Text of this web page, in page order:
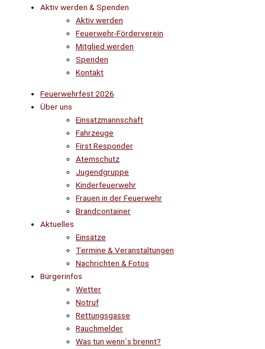
Aktiv werden & Spenden
Aktiv werden
Feuerwehr-Förderverein
Mitglied werden
Spenden
Kontakt
Feuerwehrfest 2026
Über uns
Einsatzmannschaft
Fahrzeuge
First Responder
Atemschutz
Jugendgruppe
Kinderfeuerwehr
Frauen in der Feuerwehr
Brandcontainer
Aktuelles
Einsätze
Termine & Veranstaltungen
Nachrichten & Fotos
Bürgerinfos
Wetter
Notruf
Rettungsgasse
Rauchmelder
Was tun wenn´s brennt?